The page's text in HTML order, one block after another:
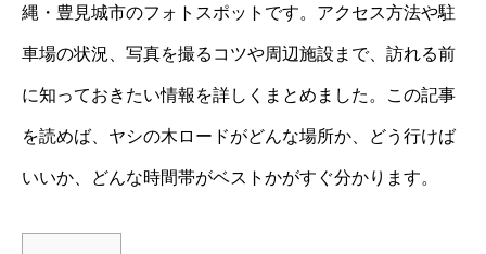
縄・豊見城市のフォトスポットです。アクセス方法や駐
車場の状況、写真を撮るコツや周辺施設まで、訪れる前
に知っておきたい情報を詳しくまとめました。この記事
を読めば、ヤシの木ロードがどんな場所か、どう行けば
いいか、どんな時間帯がベストかがすぐ分かります。